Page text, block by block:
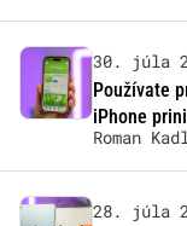
30. júla
Používate
iPhone
Roman
28. júla